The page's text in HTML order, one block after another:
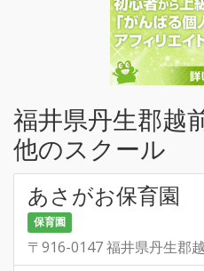
福井県丹生郡越
他のスクール
あさがお保育園
保育園
〒916-0147 福井県丹生郡